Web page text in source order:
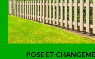
POSE ET